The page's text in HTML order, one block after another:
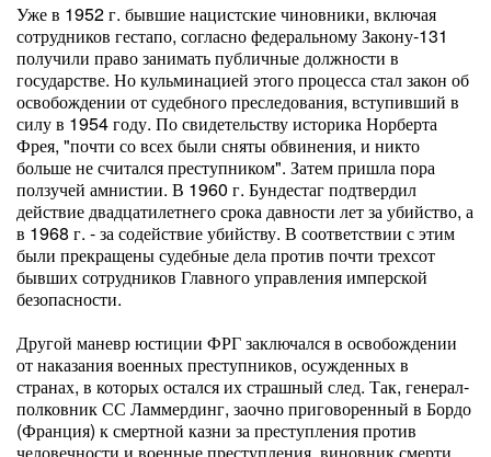
Уже в 1952 г. бывшие нацистские чиновники, включая
сотрудников гестапо, согласно федеральному Закону-131
получили право занимать публичные должности в
государстве. Но кульминацией этого процесса стал закон об
освобождении от судебного преследования, вступивший в
силу в 1954 году. По свидетельству историка Норберта
Фрея, "почти со всех были сняты обвинения, и никто
больше не считался преступником". Затем пришла пора
ползучей амнистии. В 1960 г. Бундестаг подтвердил
действие двадцатилетнего срока давности лет за убийство, а
в 1968 г. - за содействие убийству. В соответствии с этим
были прекращены судебные дела против почти трехсот
бывших сотрудников Главного управления имперской
безопасности.
Другой маневр юстиции ФРГ заключался в освобождении
от наказания военных преступников, осужденных в
странах, в которых остался их страшный след. Так, генерал-
полковник СС Ламмердинг, заочно приговоренный в Бордо
(Франция) к смертной казни за преступления против